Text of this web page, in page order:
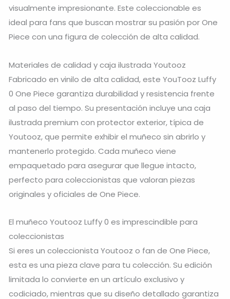
visualmente impresionante. Este coleccionable es
ideal para fans que buscan mostrar su pasión por One
Piece con una figura de colección de alta calidad.
Materiales de calidad y caja ilustrada Youtooz
Fabricado en vinilo de alta calidad, este YouTooz Luffy
0 One Piece garantiza durabilidad y resistencia frente
al paso del tiempo. Su presentación incluye una caja
ilustrada premium con protector exterior, típica de
Youtooz, que permite exhibir el muñeco sin abrirlo y
mantenerlo protegido. Cada muñeco viene
empaquetado para asegurar que llegue intacto,
perfecto para coleccionistas que valoran piezas
originales y oficiales de One Piece.
El muñeco Youtooz Luffy 0 es imprescindible para
coleccionistas
Si eres un coleccionista Youtooz o fan de One Piece,
esta es una pieza clave para tu colección. Su edición
limitada lo convierte en un artículo exclusivo y
codiciado, mientras que su diseño detallado garantiza